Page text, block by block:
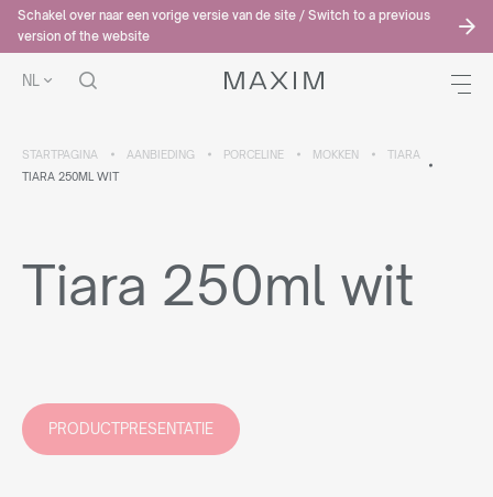
Schakel over naar een vorige versie van de site / Switch to a previous
version of the website
NL
STARTPAGINA AANBIEDING PORCELINE MOKKEN
TIARA
TIARA 250ML WIT
Tiara 250ml wit
PRODUCTPRESENTATIE